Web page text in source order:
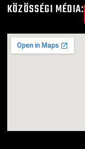
KÖZÖSSÉGI MÉDIA: